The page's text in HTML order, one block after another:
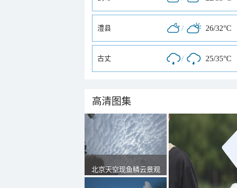
澧县 / 26/32°C
古丈 / 25/35°C
高清图集
北京天空现鱼鳞云景观